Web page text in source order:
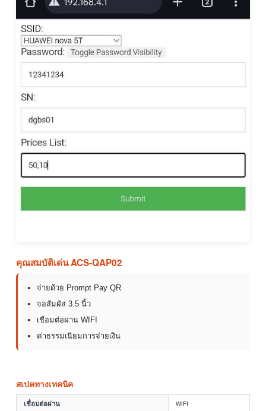
คุณสมบัติเด่น ACS-QAP02
จ่ายด้วย Prompt Pay QR
จอสัมผัส 3.5 นิ้ว
เชื่อมต่อผ่าน WIFI
ค่าธรรมเนียมการจ่ายเงิน
สเปคทางเทคนิค
เชื่อมต่อผ่าน WIFI